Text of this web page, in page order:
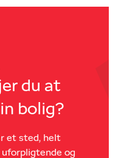
du at
bolig?
et sted, helt
og